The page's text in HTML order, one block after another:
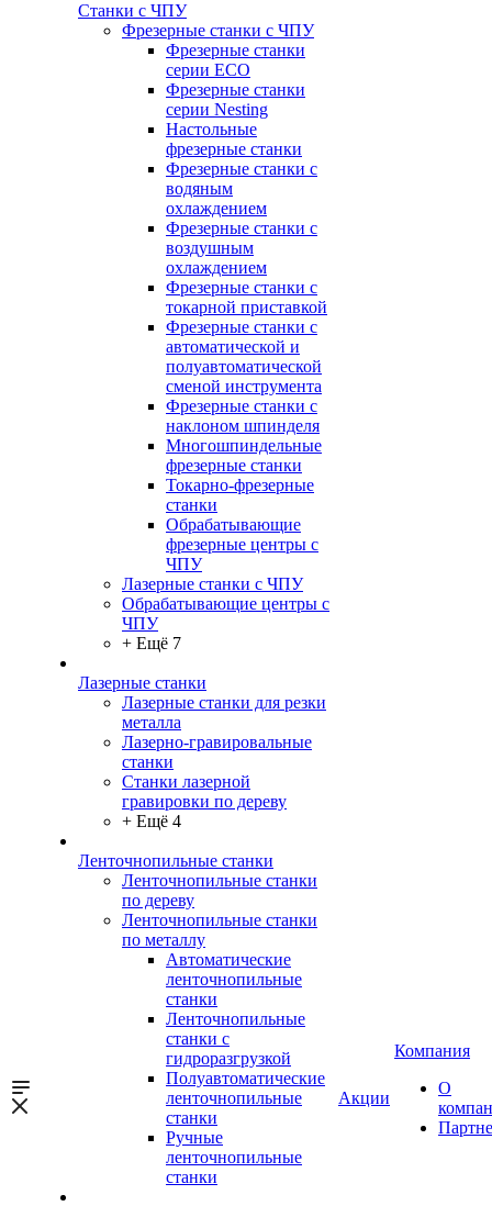
Станки с ЧПУ
Фрезерные станки с ЧПУ
Фрезерные станки
серии ECO
Фрезерные станки
серии Nesting
Настольные
фрезерные станки
Фрезерные станки с
водяным
охлаждением
Фрезерные станки с
воздушным
охлаждением
Фрезерные станки с
токарной приставкой
Фрезерные станки с
автоматической и
полуавтоматической
сменой инструмента
Фрезерные станки с
наклоном шпинделя
Многошпиндельные
фрезерные станки
Токарно-фрезерные
станки
Обрабатывающие
фрезерные центры с
ЧПУ
Лазерные станки с ЧПУ
Обрабатывающие центры с
ЧПУ
+ Ещё 7
Лазерные станки
Лазерные станки для резки
металла
Лазерно-гравировальные
станки
Станки лазерной
гравировки по дереву
+ Ещё 4
Ленточнопильные станки
Ленточнопильные станки
по дереву
Ленточнопильные станки
по металлу
Автоматические
ленточнопильные
станки
Ленточнопильные
станки с
гидроразгрузкой
Полуавтоматические
ленточнопильные
станки
Ручные
ленточнопильные
станки
Акции
Компания
О